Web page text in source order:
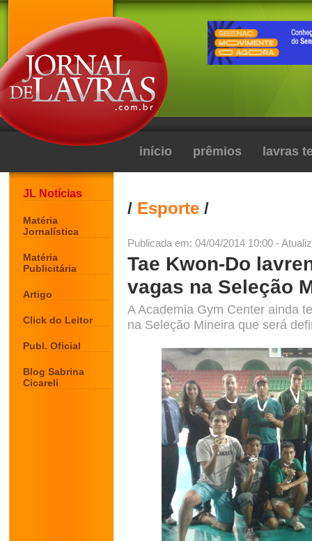
início prêmios lavras
JL Notícias
Matéria
Jornalística
Matéria
Publicitária
Artigo
Click do Leitor
Publ. Oficial
Blog Sabrina
Cicareli
/ Esporte /
Publicada em: 04/04/2014 10:00 -
Tae Kwon-Do
vagas na Seleção
A Academia Gym Center ainda
na Seleção Mineira que será